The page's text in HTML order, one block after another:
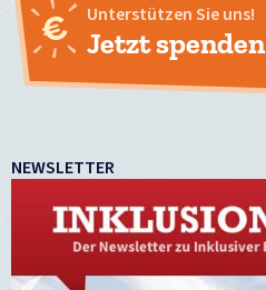
Unterstützen Sie uns!
Jetzt spenden
NEWSLETTER